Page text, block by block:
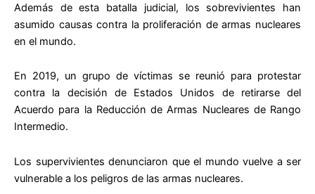
Además de esta batalla judicial, los sobrevivientes han
asumido causas contra la proliferación de armas nucleares
en el mundo.
En 2019, un grupo de víctimas se reunió para protestar
contra la decisión de Estados Unidos de retirarse del
Acuerdo para la Reducción de Armas Nucleares de Rango
Intermedio.
Los supervivientes denunciaron que el mundo vuelve a ser
vulnerable a los peligros de las armas nucleares.